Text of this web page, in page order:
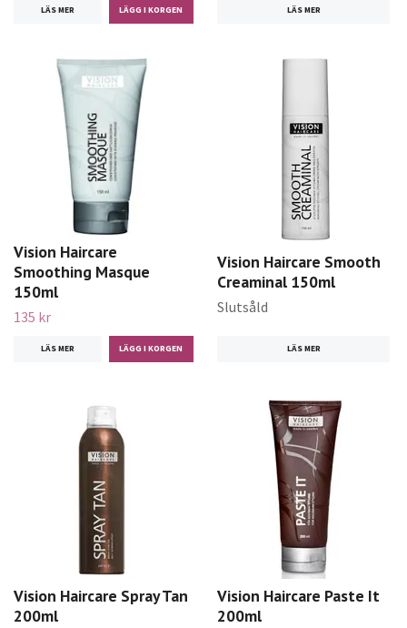
LÄS MER LÄS MER
Vision Haircare
Smoothing Masque
150ml
135 kr
LÄS MER
Vision Haircare Smooth
Creaminal 150ml
Slutsåld
LÄS MER
Vision Haircare Spray Tan
200ml
Vision Haircare Paste It
200ml